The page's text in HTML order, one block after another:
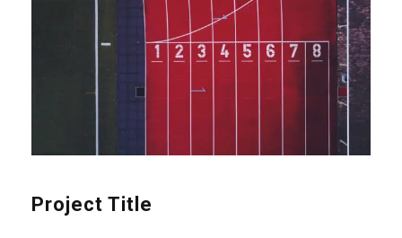
Project Title